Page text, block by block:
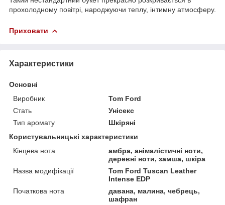
прохолодному повітрі, народжуючи теплу, інтимну атмосферу.
Приховати
Характеристики
Основні
Виробник
Tom Ford
Стать
Унісекс
Тип аромату
Шкіряні
Користувальницькі характеристики
Кінцева нота
амбра, анімалістичні ноти,
деревні ноти, замша, шкіра
Назва модифікації
Tom Ford Tuscan Leather
Intense EDP
Початкова нота
давана, малина, чебрець,
шафран